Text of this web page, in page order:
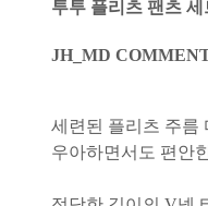
투투 플리츠 팬츠 세
JH_MD
세련된 플리츠 주름
우아하면서도 편안